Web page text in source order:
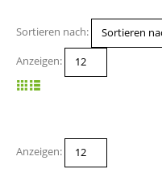
Sortieren nach:
Anzeigen:
Anzeigen: